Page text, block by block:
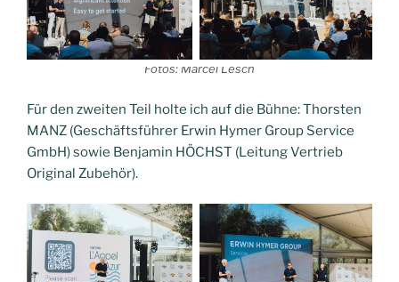
Fotos: Marcel Lesch
Für den zweiten Teil holte ich auf die Bühne: Thorsten
MANZ (Geschäftsführer Erwin Hymer Group Service
GmbH) sowie Benjamin HÖCHST (Leitung Vertrieb
Original Zubehör).